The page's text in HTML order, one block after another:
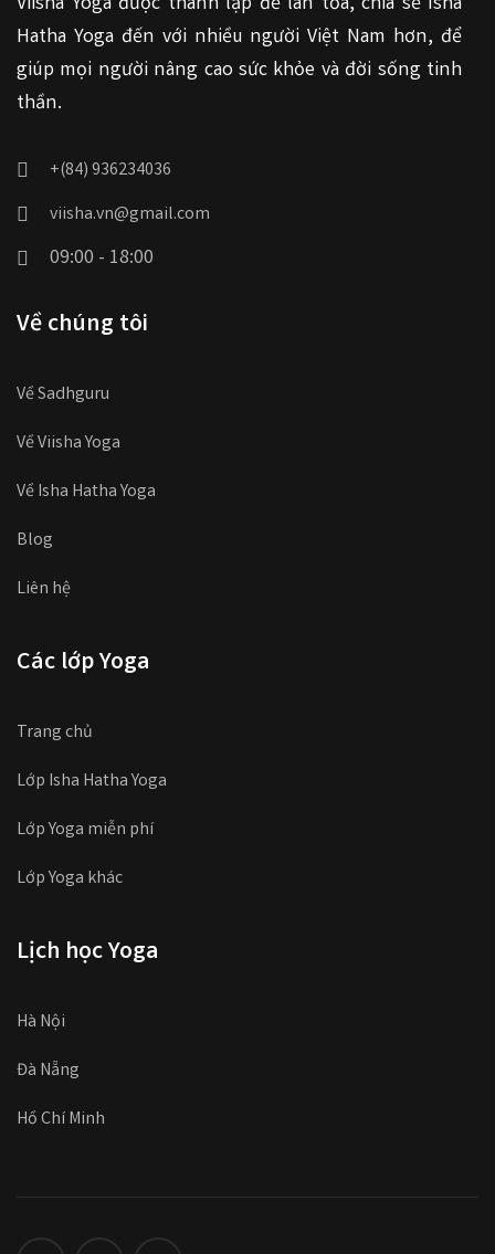
Hatha Yoga đến với nhiều người Việt Nam hơn, để
giúp mọi người nâng cao sức khỏe và đời sống tinh
thần.
+(84) 936234036
viisha.vn@gmail.com
09:00 - 18:00
Về chúng tôi
Về Sadhguru
Về Viisha Yoga
Về Isha Hatha Yoga
Blog
Liên hệ
Các lớp Yoga
Trang chủ
Lớp Isha Hatha Yoga
Lớp Yoga miễn phí
Lớp Yoga khác
Lịch học Yoga
Hà Nội
Đà Nẵng
Hồ Chí Minh